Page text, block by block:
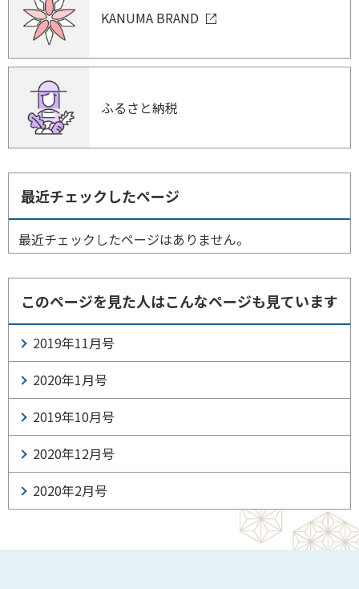
KANUMA BRAND
ふるさと納税
最近チェックしたページ
最近チェックしたページはありません。
このページを見た人はこんなページも見ています
2019年11月号
2020年1月号
2019年10月号
2020年12月号
2020年2月号